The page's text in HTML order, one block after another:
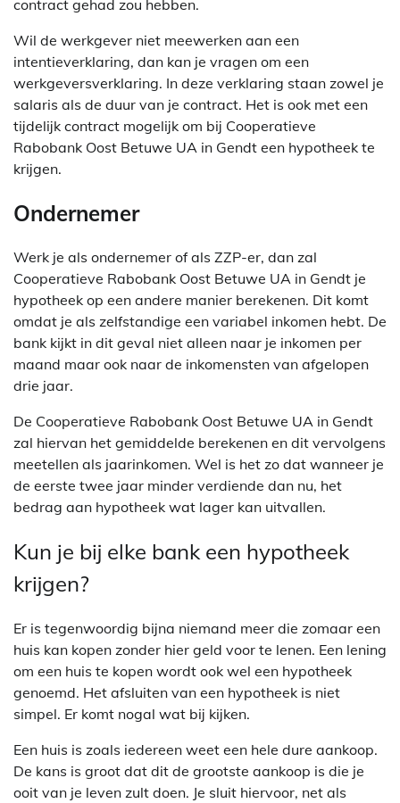
contract gehad zou hebben.
Wil de werkgever niet meewerken aan een
intentieverklaring, dan kan je vragen om een
werkgeversverklaring. In deze verklaring staan zowel je
salaris als de duur van je contract. Het is ook met een
tijdelijk contract mogelijk om bij Cooperatieve
Rabobank Oost Betuwe UA in Gendt een hypotheek te
krijgen.
Ondernemer
Werk je als ondernemer of als ZZP-er, dan zal
Cooperatieve Rabobank Oost Betuwe UA in Gendt je
hypotheek op een andere manier berekenen. Dit komt
omdat je als zelfstandige een variabel inkomen hebt. De
bank kijkt in dit geval niet alleen naar je inkomen per
maand maar ook naar de inkomensten van afgelopen
drie jaar.
De Cooperatieve Rabobank Oost Betuwe UA in Gendt
zal hiervan het gemiddelde berekenen en dit vervolgens
meetellen als jaarinkomen. Wel is het zo dat wanneer je
de eerste twee jaar minder verdiende dan nu, het
bedrag aan hypotheek wat lager kan uitvallen.
Kun je bij elke bank een hypotheek
krijgen?
Er is tegenwoordig bijna niemand meer die zomaar een
huis kan kopen zonder hier geld voor te lenen. Een lening
om een huis te kopen wordt ook wel een hypotheek
genoemd. Het afsluiten van een hypotheek is niet
simpel. Er komt nogal wat bij kijken.
Een huis is zoals iedereen weet een hele dure aankoop.
De kans is groot dat dit de grootste aankoop is die je
ooit van je leven zult doen. Je sluit hiervoor, net als